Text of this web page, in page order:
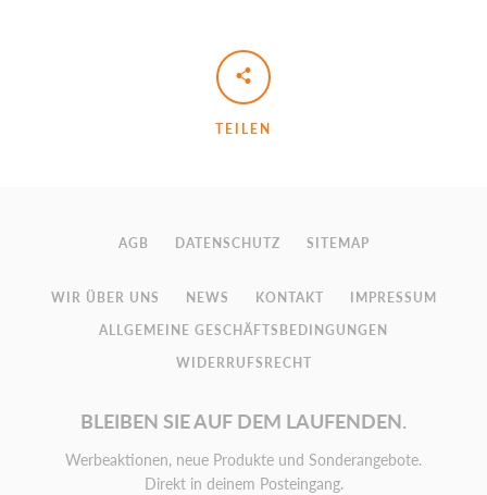
TEILEN
AGB DATENSCHUTZ SITEMAP
WIR ÜBER UNS NEWS KONTAKT
IMPRESSUM
ALLGEMEINE GESCHÄFTSBEDINGUNGEN
WIDERRUFSRECHT
BLEIBEN SIE AUF DEM LAUFENDEN.
Werbeaktionen, neue Produkte und Sonderangebote.
Direkt in deinem Posteingang.